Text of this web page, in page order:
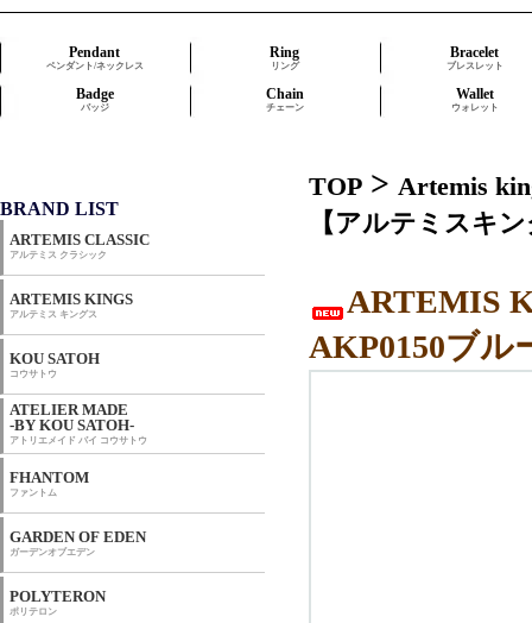
Pendant
ペンダント/ネックレス
Ring
リング
Bracelet
ブレスレット
Badge
バッジ
Chain
チェーン
Wallet
ウォレット
TOP > Artemis
【アルテミスキ
ARTEMIS
AKP0150ブル
BRAND LIST
ARTEMIS CLASSIC
アルテミス クラシック
ARTEMIS KINGS
アルテミス キングス
KOU SATOH
コウサトウ
ATELIER MADE
-BY KOU SATOH-
アトリエメイド バイ コウサトウ
FHANTOM
ファントム
GARDEN OF EDEN
ガーデンオブエデン
POLYTERON
ポリテロン